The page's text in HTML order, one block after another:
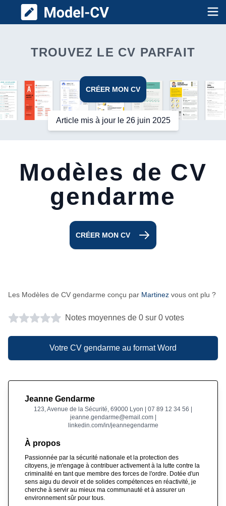
Model CV
TROUVEZ LE CV PARFAIT
CRÉER MON CV
Article mis à jour le 26 juin 2025
Modèles de CV
gendarme
CRÉER MON CV
Les Modèles de CV gendarme conçu par Martinez vous ont plu ?
Notes moyennes de 0 sur 0 votes
Votre CV gendarme au format Word
Jeanne Gendarme
123, Avenue de la Sécurité, 69000 Lyon | 07 89 12 34 56 |
jeanne.gendarme@email.com |
linkedin.com/in/jeannegendarme
À propos
Passionnée par la sécurité nationale et la protection des
citoyens, je m'engage à contribuer activement à la lutte contre la
criminalité en tant que membre des forces de l'ordre. Dotée d'un
sens aigu du devoir et de solides compétences en réactivité, je
cherche à servir au mieux ma communauté et à assurer un
environnement sûr pour tous.